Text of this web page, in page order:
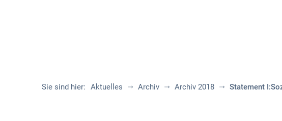
Sie sind hier: Aktuelles Archiv Archiv 2018 Statement